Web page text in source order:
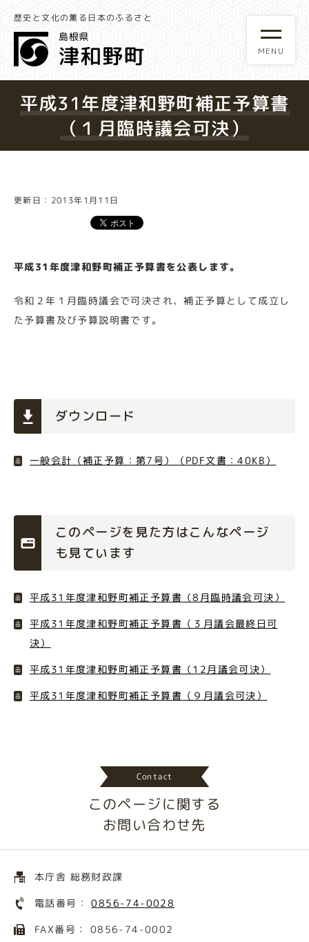
歴史と文化の薫る日本のふるさと
平成31年度津和野町補正予算書
（１月臨時議会可決）
更新日：2013年1月11日
平成31年度津和野町補正予算書を公表します。
令和２年１月臨時議会で可決され、補正予算として成立し
た予算書及び予算説明書です。
ダウンロード
一般会計（補正予算：第7号）（PDF文書：40KB）
このページを見た方はこんなページ
も見ています
平成31年度津和野町補正予算書（8月臨時議会可決）
平成31年度津和野町補正予算書（３月議会最終日可
決）
平成31年度津和野町補正予算書（12月議会可決）
平成31年度津和野町補正予算書（９月議会可決）
Contact
このページに関する
お問い合わせ先
本庁舎 総務財政課
電話番号：0856-74-0028
FAX番号： 0856-74-0002